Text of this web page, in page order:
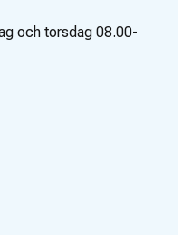
och torsdag 08.00-